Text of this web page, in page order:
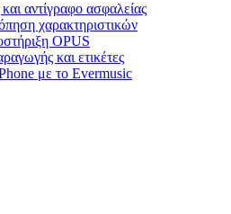
αντίγραφο ασφαλείας
χαρακτηριστικών
OPUS
και ετικέτες
με το Evermusic